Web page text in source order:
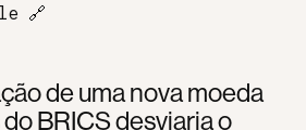
de uma nova moeda
BRICS desviaria o
🔗